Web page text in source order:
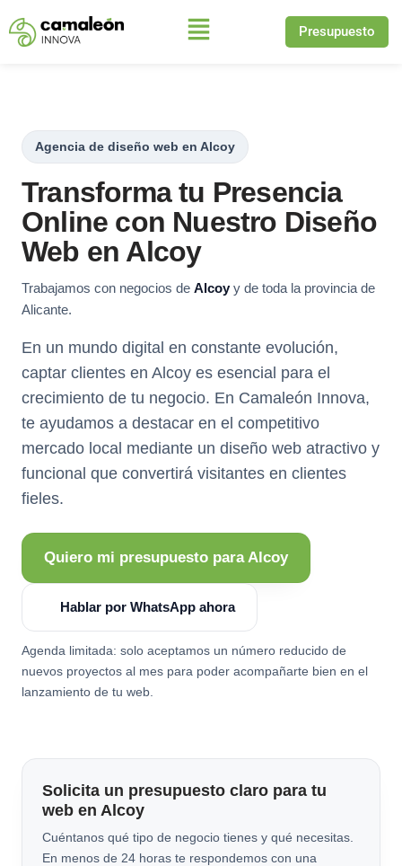
Saltar
Presupuesto
Agencia de diseño web en Alcoy
Transforma tu Presencia
Online con Nuestro Diseño
Web en Alcoy
Trabajamos con negocios de Alcoy y de toda la provincia de
Alicante.
En un mundo digital en constante evolución,
captar clientes en Alcoy es esencial para el
crecimiento de tu negocio. En Camaleón Innova,
te ayudamos a destacar en el competitivo
mercado local mediante un diseño web atractivo y
funcional que convertirá visitantes en clientes
fieles.
Quiero mi presupuesto para Alcoy
Hablar por WhatsApp ahora
Agenda limitada: solo aceptamos un número reducido de
nuevos proyectos al mes para poder acompañarte bien en el
lanzamiento de tu web.
Solicita un presupuesto claro para tu
web en Alcoy
Cuéntanos qué tipo de negocio tienes y qué necesitas.
En menos de 24 horas te respondemos con una